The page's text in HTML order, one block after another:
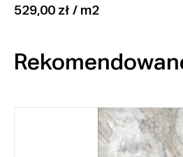
529,00 zł / m2